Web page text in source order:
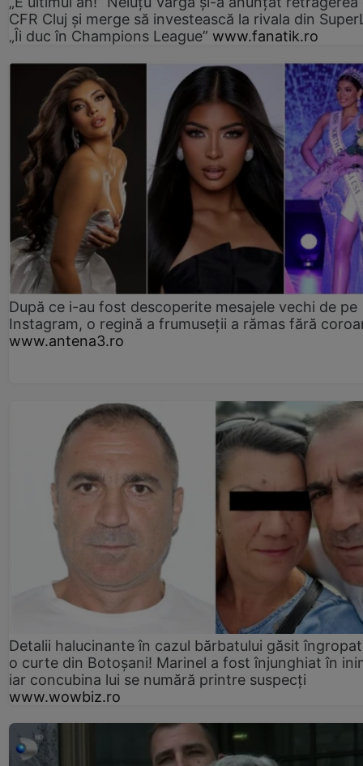
CFR Cluj și merge să investească la rivala din
„Îi duc în Champions League” www.fanatik.ro
După ce i-au fost descoperite mesajele vechi de pe
Instagram, o regină a frumuseții a rămas fără
www.antena3.ro
Detalii halucinante în cazul bărbatului găsit
o curte din Botoșani! Marinel a fost înjunghiat în
iar concubina lui se numără printre suspecți
www.wowbiz.ro